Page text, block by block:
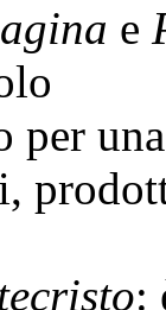
e
per
: